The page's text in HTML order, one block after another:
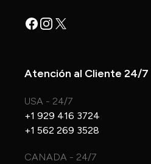
Facebook
Instagram
X
Atención al Cliente 24/7
USA - 24/7
+1 929 416 3724
+1 562 269 3528
CANADA - 24/7